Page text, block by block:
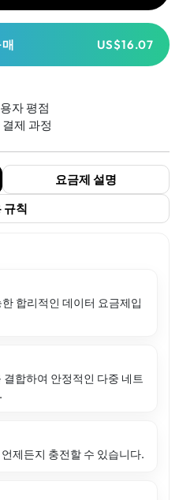
US$16.07
자 평점
제 과정
요금제 설명
규칙
합리적인 데이터 요금제입
결합하여 안정적인 다중 네트
제든지 충전할 수 있습니다.